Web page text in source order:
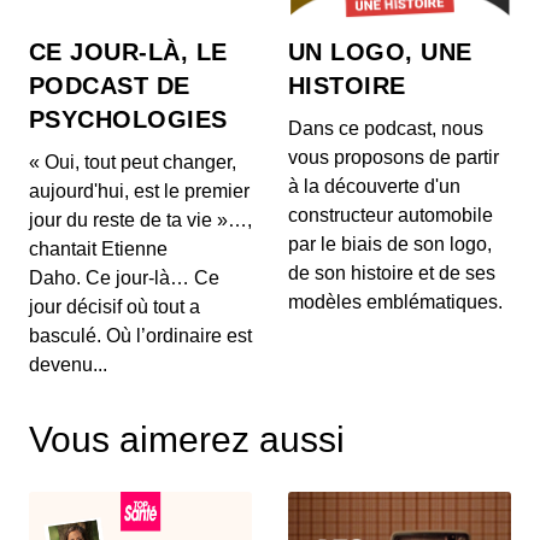
réellement propriétaire de sa suite bureaut...
Comment OpenAI devient un assistant
à la recherche en Maths
00:03:04 - IL Y A 1 MOIS
Aujourd'hui, on ne va pas parler de génération de
texte ou de simples résumés de réunions, mais d...
Intelligence artificielle : la presse
française réclame 80 millions d’euros à
Brave
00:03:14 - IL Y A 1 MOIS
Aujourd'hui, nous décortiquons ce qui s'annonce
europ...
trois leçons majeures à retenir de cet
00:03:11 - IL Y A 1 MOIS
CE JOUR-LÀ, LE
PODCAST DE
PSYCHOLOGIES
« Oui, tout peut changer,
aujourd'hui, est le premier
jour du reste de ta vie »…,
chantait Etienne
Daho. Ce jour-là… Ce
jour décisif où tout a
basculé. Où l’ordinaire est
devenu...
UN LOGO, UNE
HISTOIRE
Dans ce podcast, nous
vous proposons de partir
à la découverte d'un
constructeur automobile
par le biais de son logo,
de son histoire et de ses
modèles emblématiques.
Vous aimerez aussi